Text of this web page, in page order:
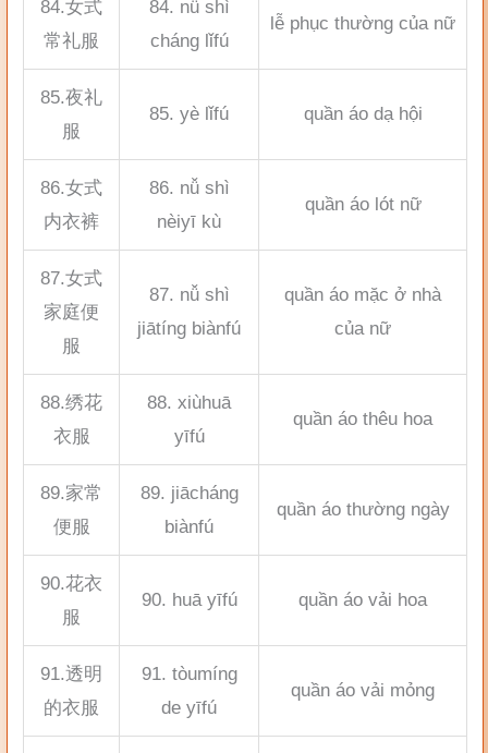
84.女式
常礼服
84. nǚ shì
cháng lǐfú
lễ phục thường của nữ
85.夜礼
服
85. yè lǐfú quần áo dạ hội
86.女式
内衣裤
86. nǚ shì
nèiyī kù
quần áo lót nữ
87.女式
家庭便
服
87. nǚ shì
jiātíng biànfú
quần áo mặc ở nhà
của nữ
88.绣花
衣服
88. xiùhuā
yīfú
quần áo thêu hoa
89.家常
便服
89. jiācháng
biànfú
quần áo thường ngày
90.花衣
服
90. huā yīfú quần áo vải hoa
91.透明
的衣服
91. tòumíng
de yīfú
quần áo vải mỏng